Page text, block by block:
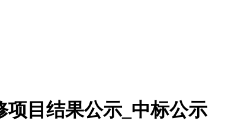
目结果公示_中标公示